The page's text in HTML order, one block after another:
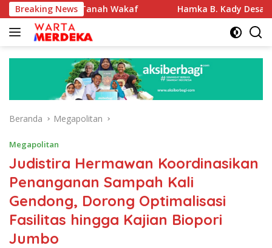
Langsung
ke
konten
Breaking News
Tanah Wakaf Hamka B. Kady Desak Evaluasi
Beranda Megapolitan
Megapolitan
Judistira Hermawan Koordinasikan
Penanganan Sampah Kali
Gendong, Dorong Optimalisasi
Fasilitas hingga Kajian Biopori
Jumbo